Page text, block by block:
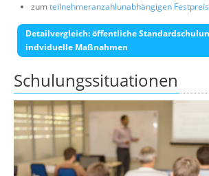
zumteilnehmeranzahlunabhängigen
Detailvergleich: öffentliche
indviduelle Maßnahmen
Schulungssituationen